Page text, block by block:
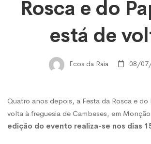
Rosca
e
do
Rosca e do
está de
Ecos da Raia 08/
Quatro anos depois, a Festa da Rosca e do
volta à freguesia de Cambeses, em
edição do evento realiza-se nos dias